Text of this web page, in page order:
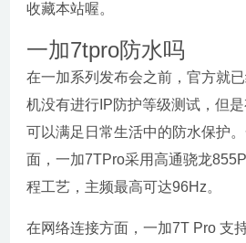
收藏本站喔。
一加7tpro防水吗
在一加系列发布会之前，官方就
机没有进行IP防护等级测试，但是
可以满足日常生活中的防水保护
面，一加7TPro采用高通骁龙
程工艺，主频最高可达96Hz。
在网络连接方面，一加7T Pro 支